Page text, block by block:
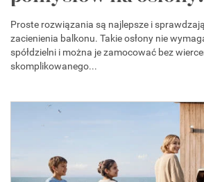
Proste rozwiązania są najlepsze i
zacienienia balkonu. Takie osłony nie
spółdzielni i można je zamocować bez
skomplikowanego...